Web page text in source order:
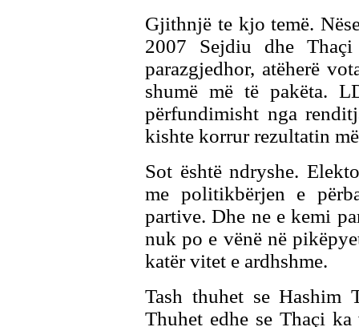
Gjithnjë te kjo temë.
2007 Sejdiu dhe
parazgjedhor, atëherë
shumë më të pakëta.
përfundimisht nga
kishte korrur rezultatin
Sot është ndryshe.
me politikbërjen e
partive. Dhe ne e kemi
nuk po e vënë në
katër vitet e ardhshme.
Tash thuhet se Hashim
Thuhet edhe se Thaçi